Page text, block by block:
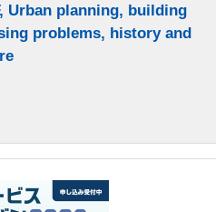
Urban planning, building
problems, history and